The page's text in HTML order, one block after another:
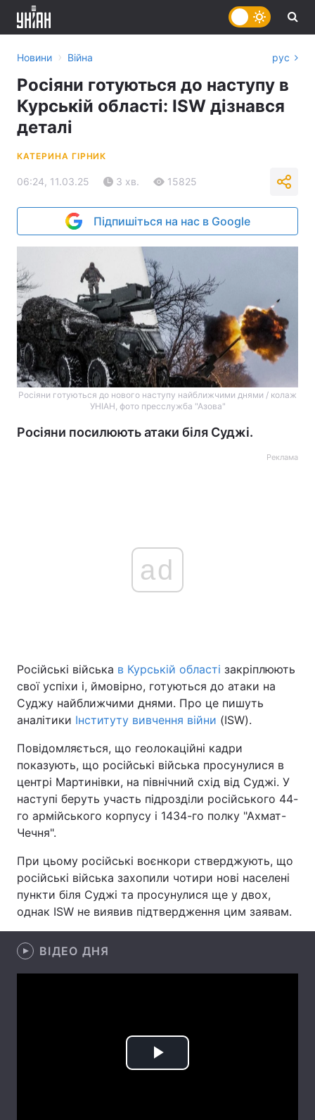
Головна Війна
Україна Політика
Економіка Світ
Спорт Наука
Техно і зв'язок Лайт
Здоров'я Туризм
Цікавинки Погода
Думки
Новини › Війна рус
Росіяни готуються до наступу в
Курській області: ISW дізнався
деталі
КАТЕРИНА ГІРНИК
06:24, 11.03.25 3 хв. 15825
Підпишіться на нас в Google
Росіяни готуються до нового наступу найближчими днями / колаж
УНІАН, фото пресслужба "Азова"
Росіяни посилюють атаки біля Суджі.
Реклама
ad
Російські війська в Курській області закріплюють
свої успіхи і, ймовірно, готуються до атаки на
Суджу найближчими днями. Про це пишуть
аналітики Інституту вивчення війни (ISW).
Повідомляється, що геолокаційні кадри
показують, що російські війська просунулися в
центрі Мартинівки, на північний схід від Суджі. У
наступі беруть участь підрозділи російського 44-
го армійського корпусу і 1434-го полку "Ахмат-
Чечня".
При цьому російські воєнкори стверджують, що
російські війська захопили чотири нові населені
пункти біля Суджі та просунулися ще у двох,
однак ISW не виявив підтвердження цим заявам.
ВІДЕО ДНЯ
Play